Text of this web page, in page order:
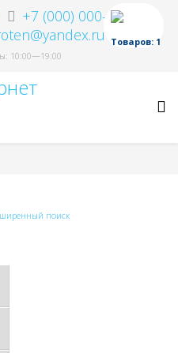
+7 (000) 000-00-00
10:00—19:00
Товаров: 1
поиск